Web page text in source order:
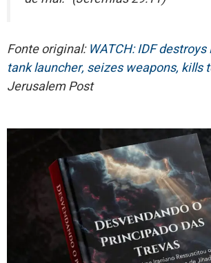
Fonte original:WATCH: IDF
tank launcher, seizes weapons, kills
Jerusalem Post